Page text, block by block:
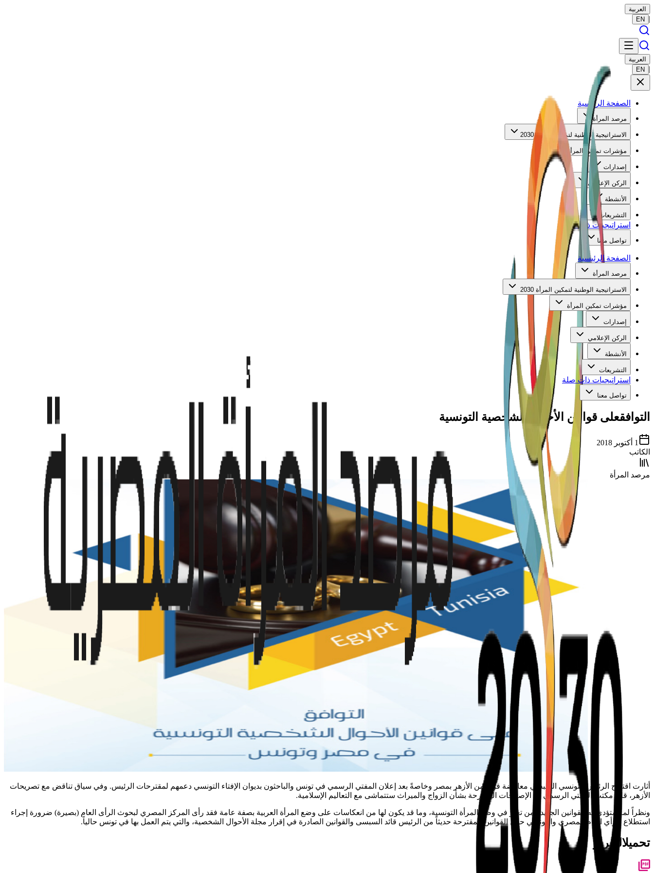
العربية
|
EN
العربية
|
EN
الصفحة الرئيسية
مرصد المرأة
الاستراتيجية الوطنية لتمكين المرأة 2030
مؤشرات تمكين المرأة
إصدارات
الركن الإعلامي
الأنشطة
التشريعات
استراتيجيات ذات صلة
تواصل معنا
الصفحة الرئيسية
مرصد المرأة
الاستراتيجية الوطنية لتمكين المرأة 2030
مؤشرات تمكين المرأة
إصدارات
الركن الإعلامي
الأنشطة
التشريعات
استراتيجيات ذات صلة
تواصل معنا
التوافقعلى قوانين الأحوال الشخصية التونسية
1 أكتوبر 2018
الكاتب
مرصد المرأة
أثارت اقتراح الرئيس التونسي السبسي معارضة قوية من الأزهر بمصر وخاصةً بعد إعلان المفتي الرسمي في تونس والباحثون بديوان الإفتاء التونسي دعمهم لمقترحات الرئيس. وفي سياق تناقض مع تصريحات
الأزهر، قال مكتب المفتي الرسمي إن الإصلاحات المقترحة بشأن الزواج والميراث ستتماشى مع التعاليم الإسلامية.
ونظراً لما ستؤدي له القوانين الجديدة من تغير في وضع المرأة التونسية، وما قد يكون لها من انعكاسات على وضع المرأة العربية بصفة عامة فقد رأى المركز المصري لبحوث الرأى العام (بصيرة) ضرورة إجراء
استطلاع للرأي العام المصري والتونسي حول القوانين المقترحة حديثاً من الرئيس قائد السبسى والقوانين الصادرة في إقرار مجلة الأحوال الشخصية، والتي يتم العمل بها في تونس حالياً.
تحميلالتقرير